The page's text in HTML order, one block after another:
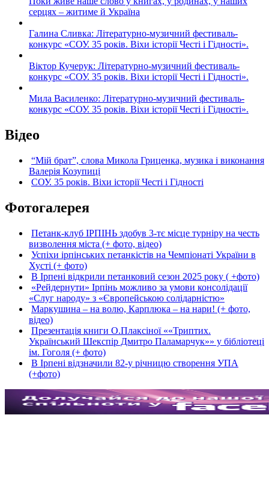
серцях – житиме й Україна
Галина Сливка: Літературно-музичний фестиваль-
конкурс «СОУ. 35 років. Віхи історії Честі і Гідності».
Віктор Кучерук: Літературно-музичний фестиваль-
конкурс «СОУ. 35 років. Віхи історії Честі і Гідності».
Мила Василенко: Літературно-музичний фестиваль-
конкурс «СОУ. 35 років. Віхи історії Честі і Гідності».
Відео
“Мій брат”, слова Микола Гриценка, музика і виконання
Валерія Козупиці
СОУ. 35 років. Віхи історії Честі і Гідності
Фотогалерея
Петанк-клуб ІРПІНЬ здобув 3-тє місце турніру на честь
визволення міста (+ фото, відео)
Успіхи ірпінських петанкістів на Чемпіонаті України в
Хусті (+ фото)
В Ірпені відкрили петанковий сезон 2025 року ( +фото)
«Рейдернути» Ірпінь можливо за умови консолідації
«Слуг народу» з «Європейською солідарністю»
Маркушина – на волю, Карплюка – на нари! (+ фото,
відео)
Презентація книги О.Плаксіної ««Триптих.
Український Шекспір Дмитро Паламарчук»» у бібліотеці
ім. Гоголя (+ фото)
В Ірпені відзначили 82-у річницю створення УПА
(+фото)